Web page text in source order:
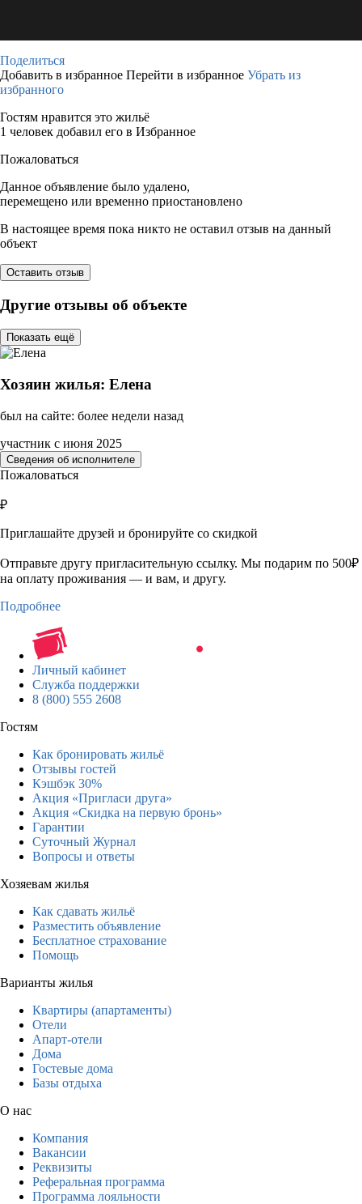
Поделиться
Добавить в избранное Перейти в избранное Убрать из
избранного
Гостям нравится это жильё
1 человек добавил его в Избранное
Пожаловаться
Данное объявление было удалено,
перемещено или временно приостановлено
В настоящее время пока никто не оставил отзыв на данный
объект
Оставить отзыв
Другие отзывы об объекте
Показать ещё
Хозяин жилья: Елена
был на сайте: более недели назад
участник с июня 2025
Сведения об исполнителе
Пожаловаться
₽
Приглашайте друзей и бронируйте со скидкой
Отправьте другу пригласительную ссылку. Мы подарим по 500₽
на оплату проживания — и вам, и другу.
Подробнее
Личный кабинет
Служба поддержки
8 (800) 555 2608
Гостям
Как бронировать жильё
Отзывы гостей
Кэшбэк 30%
Акция «Пригласи друга»
Акция «Скидка на первую бронь»
Гарантии
Суточный Журнал
Вопросы и ответы
Хозяевам жилья
Как сдавать жильё
Разместить объявление
Бесплатное страхование
Помощь
Варианты жилья
Квартиры (апартаменты)
Отели
Апарт-отели
Дома
Гостевые дома
Базы отдыха
О нас
Компания
Вакансии
Реквизиты
Реферальная программа
Программа лояльности